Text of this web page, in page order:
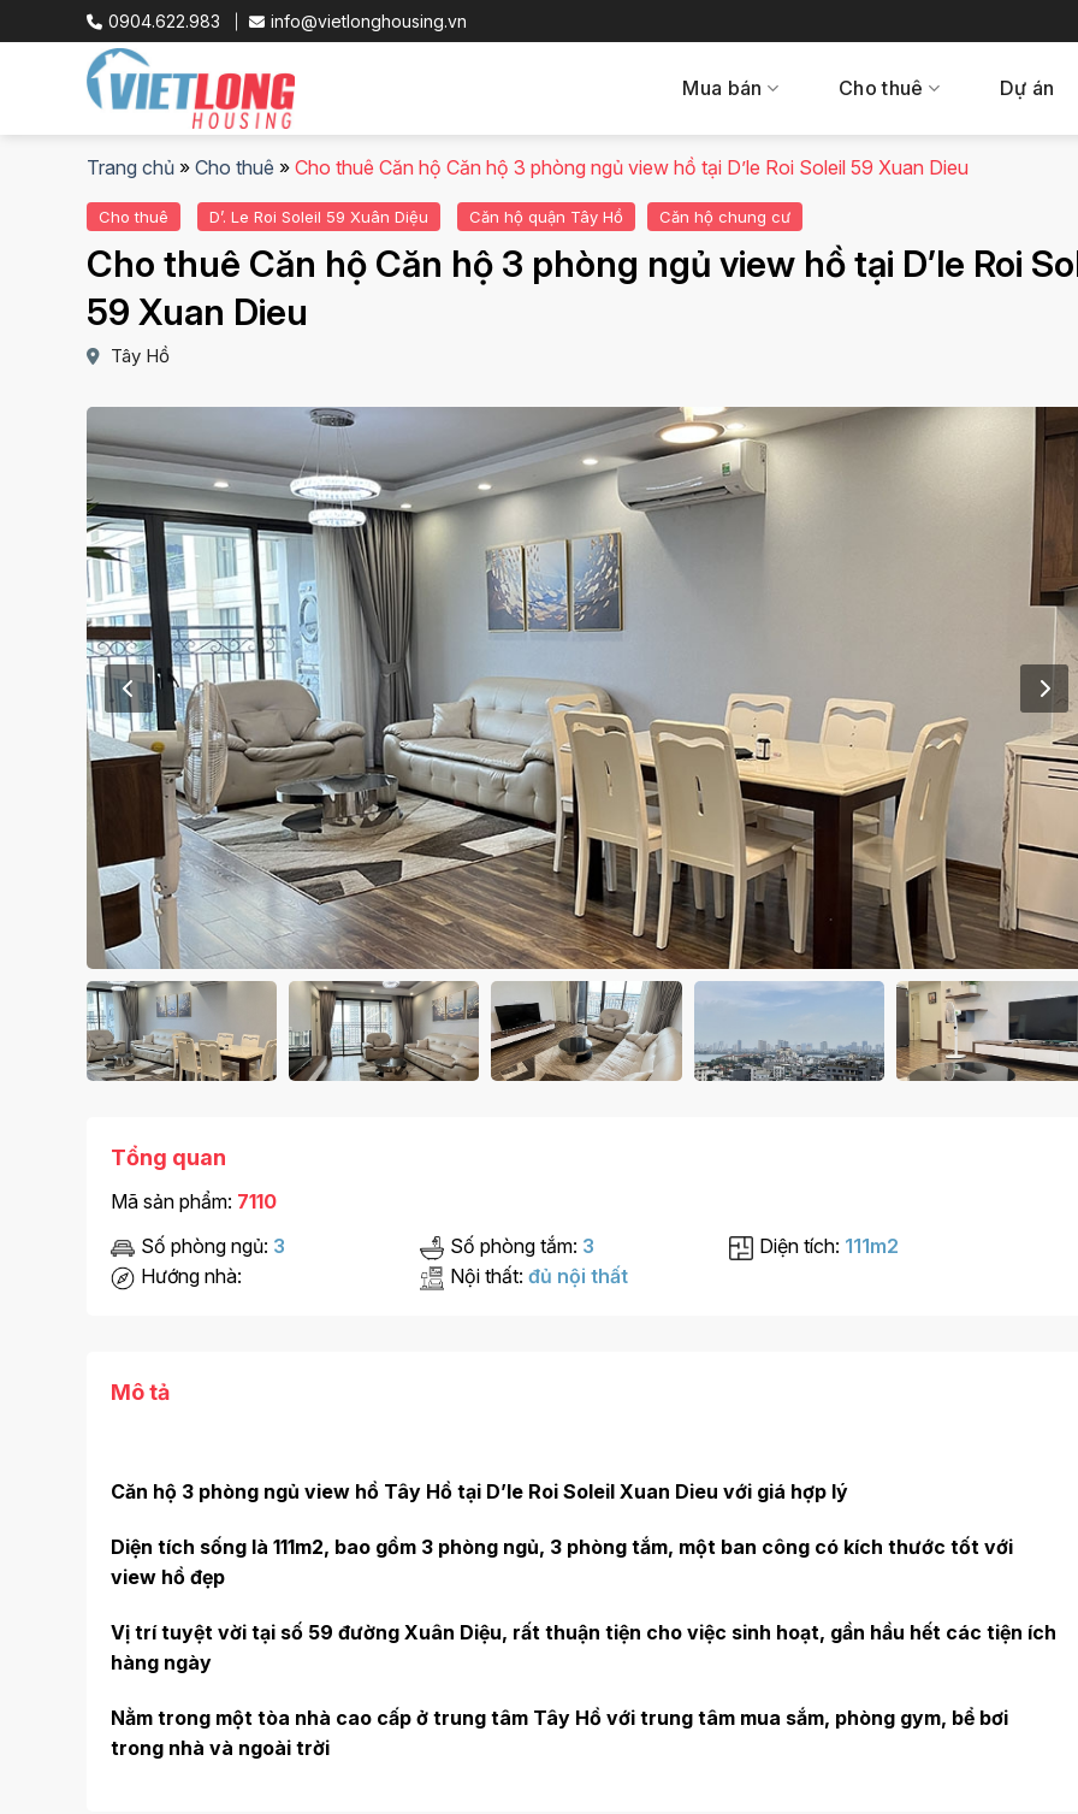
to
0904.622.983 info@vietlonghousing.vn
Mua bán Cho thuê Dự án
Trang chủ » Cho thuê » Cho thuê Căn hộ Căn hộ 3 phòng ngủ view hồ tại D’le Roi Soleil 59 Xuan Dieu
Cho thuê D’. Le Roi Soleil 59 Xuân Diệu Căn hộ quận Tây Hồ Căn hộ chung cư
Cho thuê Căn hộ Căn hộ 3 phòng ngủ view hồ tại D’le Roi
59 Xuan Dieu
Tây Hồ
Tổng quan
Mã sản phẩm: 7110
Số phòng ngủ: 3 Số phòng tắm: 3 Diện tích: 111m2
Hướng nhà:
Nội thất: đủ nội thất
Mô tả
Căn hộ 3 phòng ngủ view hồ Tây Hồ tại D’le Roi Soleil Xuan Dieu với giá hợp lý
Diện tích sống là 111m2, bao gồm 3 phòng ngủ, 3 phòng tắm, một ban công có kích thước tốt với
view hồ đẹp
Vị trí tuyệt vời tại số 59 đường Xuân Diệu, rất thuận tiện cho việc sinh hoạt, gần hầu hết các tiện ích
hàng ngày
Nằm trong một tòa nhà cao cấp ở trung tâm Tây Hồ với trung tâm mua sắm, phòng gym, bể bơi
trong nhà và ngoài trời